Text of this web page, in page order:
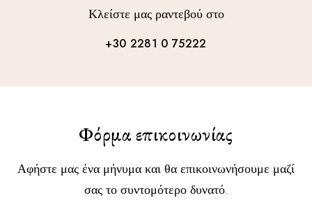
Κλείστε μας ραντεβού στο
+30 2281 0 75222
Φόρμα επικοινωνίας
Αφήστε μας ένα μήνυμα και θα επικοινωνήσουμε μαζί
σας το συντομότερο δυνατό.